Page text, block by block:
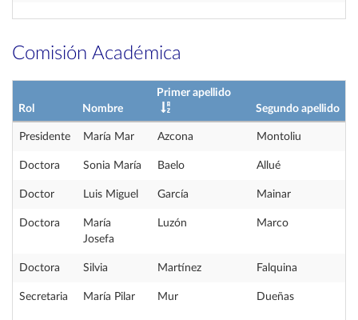
Comisión Académica
Rol Nombre
Primer apellido
Segundo apellido
Presidente María Mar Azcona Montoliu
Doctora Sonia María Baelo Allué
Doctor Luis Miguel García Mainar
Doctora
María
Josefa
Luzón Marco
Doctora Silvia Martínez Falquina
Secretaria María Pilar Mur Dueñas